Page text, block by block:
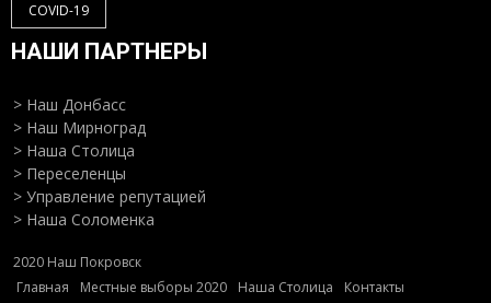
COVID-19
НАШИ ПАРТНЕРЫ
> Наш Донбасс
> Наш Мирноград
> Наша Столица
> Переселенцы
> Управление репутацией
> Наша Соломенка
2020 Наш Покровск
Главная
Местные выборы 2020 Наша Столица Контакты